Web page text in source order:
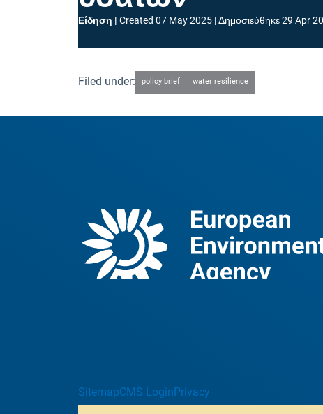
Είδηση Created 07 May 2025 Δημοσιεύθηκε29 Apr
Filed under: policy brief water resilience
SitemapCMS LoginPrivacy